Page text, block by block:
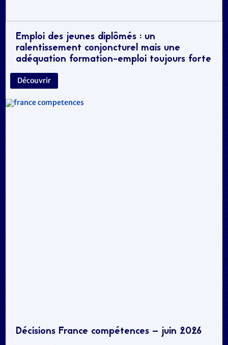
Emploi des jeunes diplômés : un
ralentissement conjoncturel mais une
adéquation formation-emploi toujours forte
Découvrir
Décisions France compétences – juin 2026